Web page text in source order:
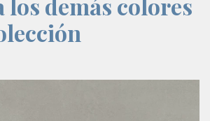
los demás colores